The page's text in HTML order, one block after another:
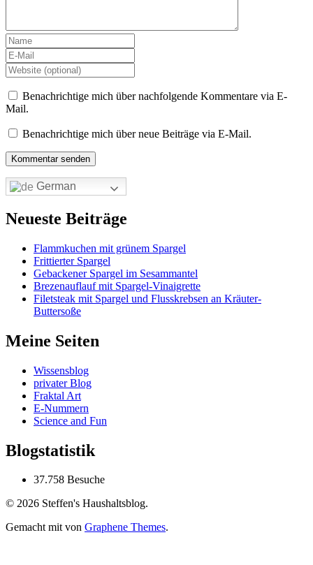
Benachrichtige mich über nachfolgende Kommentare via E-
Mail.
Benachrichtige mich über neue Beiträge via E-Mail.
German
Neueste Beiträge
Flammkuchen mit grünem Spargel
Frittierter Spargel
Gebackener Spargel im Sesammantel
Brezenauflauf mit Spargel-Vinaigrette
Filetsteak mit Spargel und Flusskrebsen an Kräuter-
Buttersoße
Meine Seiten
Wissensblog
privater Blog
Fraktal Art
E-Nummern
Science and Fun
Blogstatistik
37.758 Besuche
© 2026 Steffen's Haushaltsblog.
Gemacht mitvon Graphene Themes.